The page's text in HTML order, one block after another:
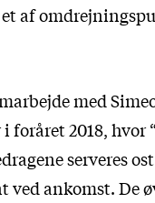
af
med
2018, hvor
serveres
ved ankomst. De